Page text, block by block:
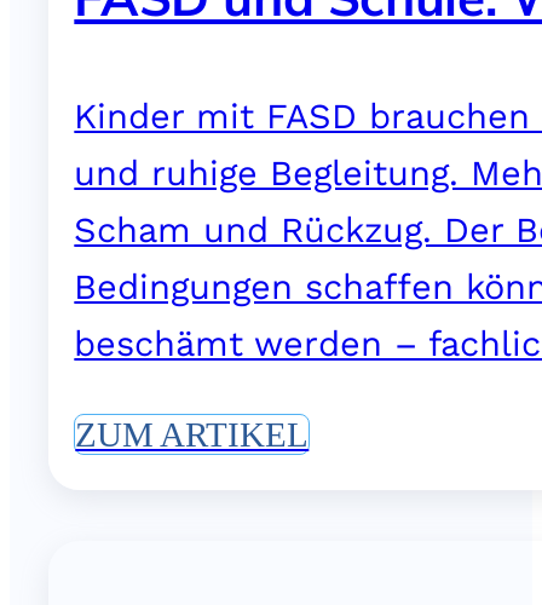
Kinder mit FASD
und ruhige Begleitung.
Scham und Rückzug. Der
Bedingungen schaffen
beschämt werden –
ZUM ARTIKEL